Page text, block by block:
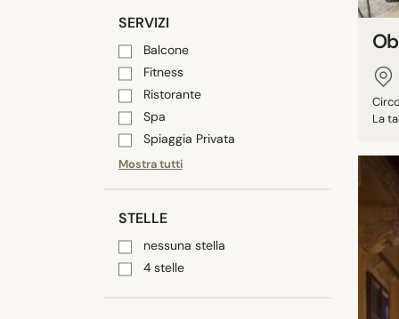
SERVIZI
Balcone
Fitness
Ristorante
Spa
Spiaggia Privata
Mostra tutti
STELLE
nessuna stella
4 stelle
La